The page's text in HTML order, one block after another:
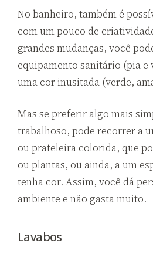
No banheiro, também é
com um pouco de
grandes mudanças, você
equipamento sanitário (pia e
uma cor inusitada (verde,
Mas se preferir algo mais
trabalhoso, pode recorrer a
ou prateleira colorida, que
ou plantas, ou ainda, a um
tenha cor. Assim, você dá
ambiente e não gasta muito.
Lavabos